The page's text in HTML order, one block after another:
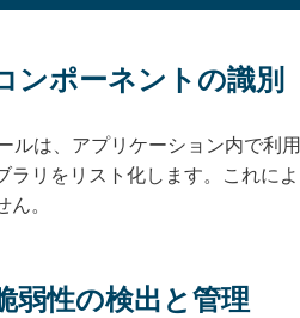
ンポーネントの識別
ルは、アプリケーション内で利
ラリをリスト化します。これに
ん。
弱性の検出と管理